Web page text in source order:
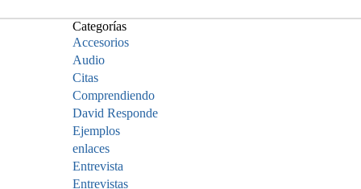
Categorías
Accesorios
Audio
Citas
Comprendiendo
David Responde
Ejemplos
enlaces
Entrevista
Entrevistas